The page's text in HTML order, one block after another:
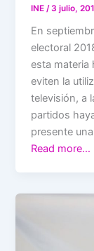
INE /3 julio,
En
electoral
esta materia
eviten la
televisión, a
partidos
presente
Read more…